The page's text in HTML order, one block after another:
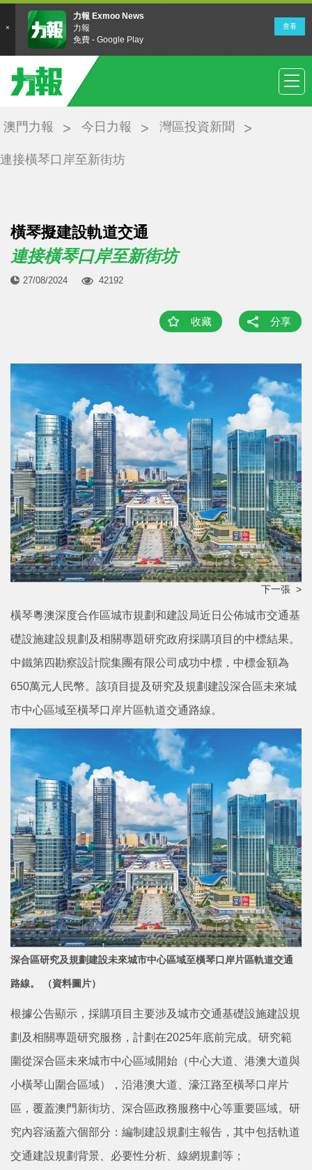
澳門力報 今日力報 灣區投資新聞
連接橫琴口岸至新街坊
橫琴擬建設軌道交通
連接橫琴口岸至新街坊
27/08/2024 42192
收藏 分享
下一張 >
橫琴粵澳深度合作區城市規劃和建設局近日公佈城市交通基
礎設施建設規劃及相關專題研究政府採購項目的中標結果。
中鐵第四勘察設計院集團有限公司成功中標，中標金額為
650萬元人民幣。該項目提及研究及規劃建設深合區未來城
市中心區域至橫琴口岸片區軌道交通路線。
深合區研究及規劃建設未來城市中心區域至橫琴口岸片區軌道交通
路線。 （資料圖片）
根據公告顯示，採購項目主要涉及城市交通基礎設施建設規
劃及相關專題研究服務，計劃在2025年底前完成。研究範
圍從深合區未來城市中心區域開始（中心大道、港澳大道與
小橫琴山圍合區域），沿港澳大道、濠江路至橫琴口岸片
區，覆蓋澳門新街坊、深合區政務服務中心等重要區域。研
究內容涵蓋六個部分：編制建設規劃主報告，其中包括軌道
交通建設規劃背景、必要性分析、線網規劃等；